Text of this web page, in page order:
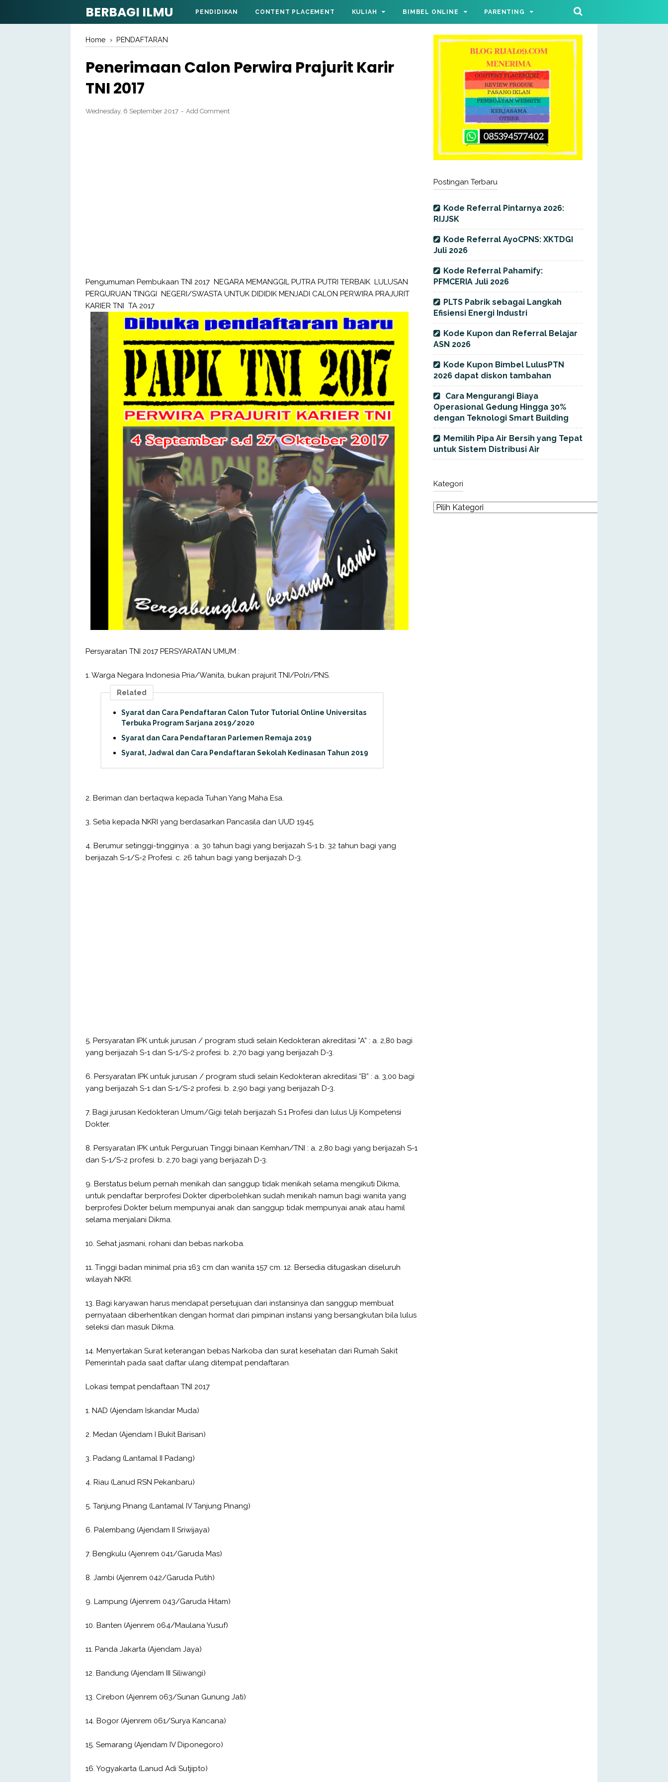
BERBAGI ILMU PENDIDIKAN CONTENT PLACEMENT KULIAH BIMBEL ONLINE PARENTING
Home › PENDAFTARAN
Penerimaan Calon Perwira Prajurit Karir
TNI 2017
Wednesday, 6 September 2017 Add Comment
Pengumuman Pembukaan TNI 2017 NEGARA MEMANGGIL PUTRA PUTRI TERBAIK LULUSAN
PERGURUAN TINGGI NEGERI/SWASTA UNTUK DIDIDIK MENJADI CALON PERWIRA PRAJURIT
KARIER TNI TA 2017
Persyaratan TNI 2017 PERSYARATAN UMUM :
1. Warga Negara Indonesia Pria/Wanita, bukan prajurit TNI/Polri/PNS.
Related
Syarat dan Cara Pendaftaran Calon Tutor Tutorial Online Universitas
Terbuka Program Sarjana 2019/2020
Syarat dan Cara Pendaftaran Parlemen Remaja 2019
Syarat, Jadwal dan Cara Pendaftaran Sekolah Kedinasan Tahun 2019
2. Beriman dan bertaqwa kepada Tuhan Yang Maha Esa.
3. Setia kepada NKRI yang berdasarkan Pancasila dan UUD 1945.
4. Berumur setinggi-tingginya : a. 30 tahun bagi yang berijazah S-1 b. 32 tahun bagi yang
berijazah S-1/S-2 Profesi. c. 26 tahun bagi yang berijazah D-3.
5. Persyaratan IPK untuk jurusan / program studi selain Kedokteran akreditasi ”A” : a. 2,80 bagi
yang berijazah S-1 dan S-1/S-2 profesi. b. 2,70 bagi yang berijazah D-3.
6. Persyaratan IPK untuk jurusan / program studi selain Kedokteran akreditasi “B” : a. 3,00 bagi
yang berijazah S-1 dan S-1/S-2 profesi. b. 2,90 bagi yang berijazah D-3.
7. Bagi jurusan Kedokteran Umum/Gigi telah berijazah S.1 Profesi dan lulus Uji Kompetensi
Dokter.
8. Persyaratan IPK untuk Perguruan Tinggi binaan Kemhan/TNI : a. 2,80 bagi yang berijazah S-1
dan S-1/S-2 profesi. b. 2,70 bagi yang berijazah D-3.
9. Berstatus belum pernah menikah dan sanggup tidak menikah selama mengikuti Dikma,
untuk pendaftar berprofesi Dokter diperbolehkan sudah menikah namun bagi wanita yang
berprofesi Dokter belum mempunyai anak dan sanggup tidak mempunyai anak atau hamil
selama menjalani Dikma.
10. Sehat jasmani, rohani dan bebas narkoba.
11. Tinggi badan minimal pria 163 cm dan wanita 157 cm. 12. Bersedia ditugaskan diseluruh
wilayah NKRI.
13. Bagi karyawan harus mendapat persetujuan dari instansinya dan sanggup membuat
pernyataan diberhentikan dengan hormat dari pimpinan instansi yang bersangkutan bila lulus
seleksi dan masuk Dikma.
14. Menyertakan Surat keterangan bebas Narkoba dan surat kesehatan dari Rumah Sakit
Pemerintah pada saat daftar ulang ditempat pendaftaran.
Lokasi tempat pendaftaan TNI 2017
1. NAD (Ajendam Iskandar Muda)
2. Medan (Ajendam I Bukit Barisan)
3. Padang (Lantamal II Padang)
4. Riau (Lanud RSN Pekanbaru)
5. Tanjung Pinang (Lantamal IV Tanjung Pinang)
6. Palembang (Ajendam II Sriwijaya)
7. Bengkulu (Ajenrem 041/Garuda Mas)
8. Jambi (Ajenrem 042/Garuda Putih)
9. Lampung (Ajenrem 043/Garuda Hitam)
10. Banten (Ajenrem 064/Maulana Yusuf)
11. Panda Jakarta (Ajendam Jaya)
12. Bandung (Ajendam III Siliwangi)
13. Cirebon (Ajenrem 063/Sunan Gunung Jati)
14. Bogor (Ajenrem 061/Surya Kancana)
15. Semarang (Ajendam IV Diponegoro)
16. Yogyakarta (Lanud Adi Sutjipto)
Postingan Terbaru
Kode Referral Pintarnya 2026:
RIJJSK
Kode Referral AyoCPNS: XKTDGI
Juli 2026
Kode Referral Pahamify:
PFMCERIA Juli 2026
PLTS Pabrik sebagai Langkah
Efisiensi Energi Industri
Kode Kupon dan Referral Belajar
ASN 2026
Kode Kupon Bimbel LulusPTN
2026 dapat diskon tambahan
Cara Mengurangi Biaya
Operasional Gedung Hingga 30%
dengan Teknologi Smart Building
Memilih Pipa Air Bersih yang Tepat
untuk Sistem Distribusi Air
Kategori